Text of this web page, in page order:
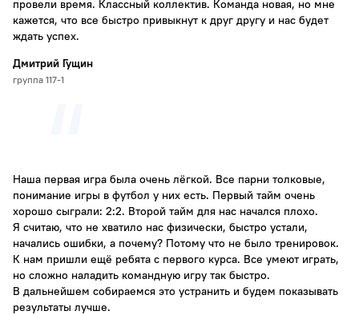
провели время. Классный коллектив. Команда новая, но мне
кажется, что все быстро привыкнут к друг другу и нас будет
ждать успех.
Дмитрий Гущин
группа 117-1
Наша первая игра была очень лёгкой. Все парни толковые,
понимание игры в футбол у них есть. Первый тайм очень
хорошо сыграли: 2:2. Второй тайм для нас начался плохо.
Я считаю, что не хватило нас физически, быстро устали,
начались ошибки, а почему? Потому что не было тренировок.
К нам пришли ещё ребята с первого курса. Все умеют играть,
но сложно наладить командную игру так быстро.
В дальнейшем собираемся это устранить и будем показывать
результаты лучше.